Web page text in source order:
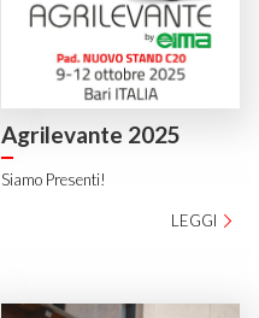
Agrilevante 2025
Siamo Presenti!
LEGGI